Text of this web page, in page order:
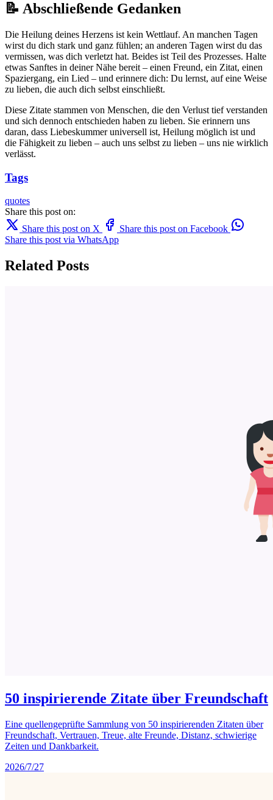
📝 Abschließende Gedanken
Die Heilung deines Herzens ist kein Wettlauf. An manchen Tagen
wirst du dich stark und ganz fühlen; an anderen Tagen wirst du das
vermissen, was dich verletzt hat. Beides ist Teil des Prozesses. Halte
etwas Sanftes in deiner Nähe bereit – einen Freund, ein Zitat, einen
Spaziergang, ein Lied – und erinnere dich: Du lernst, auf eine Weise
zu lieben, die auch dich selbst einschließt.
Diese Zitate stammen von Menschen, die den Verlust tief verstanden
und sich dennoch entschieden haben zu lieben. Sie erinnern uns
daran, dass Liebeskummer universell ist, Heilung möglich ist und
die Fähigkeit zu lieben – auch uns selbst zu lieben – uns nie wirklich
verlässt.
Tags
quotes
Share this post on:
Share this post on X
Share this post on Facebook
Share this post via WhatsApp
Related Posts
50 inspirierende Zitate über Freundschaft
Eine quellengeprüfte Sammlung von 50 inspirierenden Zitaten über
Freundschaft, Vertrauen, Treue, alte Freunde, Distanz, schwierige
Zeiten und Dankbarkeit.
2026/7/27